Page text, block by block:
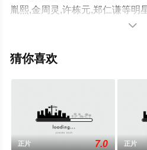
胤熙,金周灵,许栋元,郑仁谦等明
结局剧情已揭晓（1-1全集），
电影、电视猫或剧情网等平台了

猜你喜欢
正片 7.0 正片